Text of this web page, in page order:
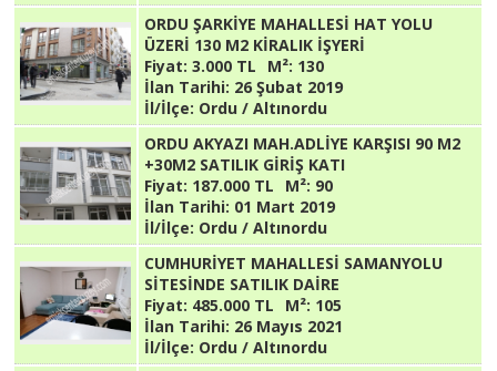
ORDU ŞARKİYE MAHALLESİ HAT YOLU
ÜZERİ 130 M2 KİRALIK İŞYERİ
Fiyat: 3.000 TL M²: 130
İlan Tarihi: 26 Şubat 2019
İl/İlçe: Ordu / Altınordu
ORDU AKYAZI MAH.ADLİYE KARŞISI 90 M2
+30M2 SATILIK GİRİŞ KATI
Fiyat: 187.000 TL M²: 90
İlan Tarihi: 01 Mart 2019
İl/İlçe: Ordu / Altınordu
CUMHURİYET MAHALLESİ SAMANYOLU
SİTESİNDE SATILIK DAİRE
Fiyat: 485.000 TL M²: 105
İlan Tarihi: 26 Mayıs 2021
İl/İlçe: Ordu / Altınordu